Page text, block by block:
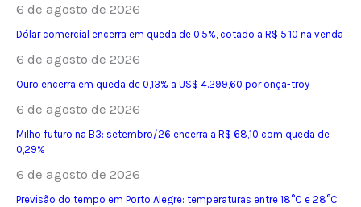
6 de agosto de 2026
Dólar comercial encerra em queda de 0,5%, cotado a R$ 5,10 na venda
6 de agosto de 2026
Ouro encerra em queda de 0,13% a US$ 4.299,60 por onça-troy
6 de agosto de 2026
Milho futuro na B3: setembro/26 encerra a R$ 68,10 com queda de
0,29%
6 de agosto de 2026
Previsão do tempo em Porto Alegre: temperaturas entre 18°C e 28°C